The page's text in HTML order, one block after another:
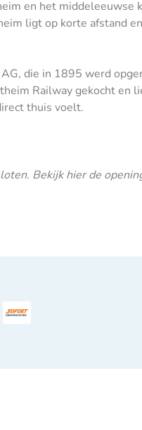
en het middeleeuwse
ligt op korte afstand
die in 1895 werd
Railway gekocht en
thuis voelt.
Bekijkhierde